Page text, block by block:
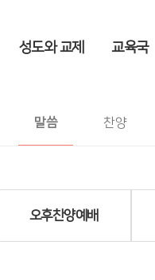
성도와 교제 교육국
말씀 찬양
오후찬양예배